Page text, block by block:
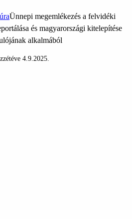
Ünnepi megemlékezés a felvidéki
és magyarországi kitelepítése
alkalmából
4.9.2025.